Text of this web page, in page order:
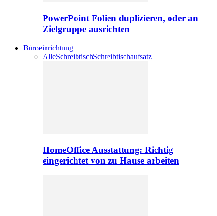
PowerPoint Folien duplizieren, oder an
Zielgruppe ausrichten
Büroeinrichtung
AlleSchreibtischSchreibtischaufsatz
HomeOffice Ausstattung: Richtig
eingerichtet von zu Hause arbeiten